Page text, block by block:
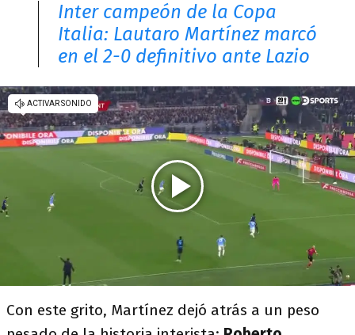
Inter campeón de la Copa
Italia: Lautaro Martínez marcó
en el 2-0 definitivo ante Lazio
Con este grito, Martínez dejó atrás a un peso